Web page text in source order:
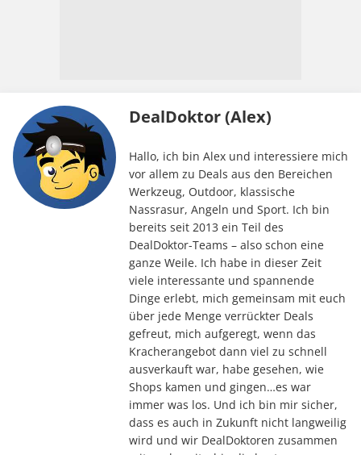
DealDoktor (Alex)
Hallo, ich bin Alex und interessiere mich
vor allem zu Deals aus den Bereichen
Werkzeug, Outdoor, klassische
Nassrasur, Angeln und Sport. Ich bin
bereits seit 2013 ein Teil des
DealDoktor-Teams – also schon eine
ganze Weile. Ich habe in dieser Zeit
viele interessante und spannende
Dinge erlebt, mich gemeinsam mit euch
über jede Menge verrückter Deals
gefreut, mich aufgeregt, wenn das
Kracherangebot dann viel zu schnell
ausverkauft war, habe gesehen, wie
Shops kamen und gingen…es war
immer was los. Und ich bin mir sicher,
dass es auch in Zukunft nicht langweilig
wird und wir DealDoktoren zusammen